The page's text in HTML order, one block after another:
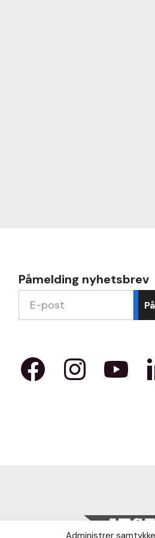
Administrer samtykke
Påmelding nyhetsbrev